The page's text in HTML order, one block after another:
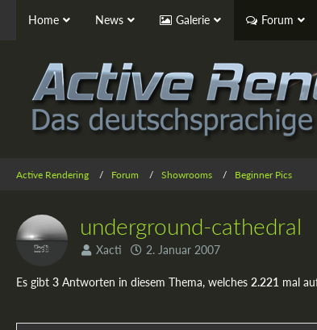
Home News Galerie Forum
Active Rendering Forum Showrooms Beginner Pics
underground-cathedral
Xacti 2. Januar 2007
Es gibt 3 Antworten in diesem Thema, welches 2.221 mal